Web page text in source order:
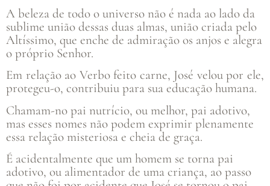
A beleza de todo o universo não é nada ao lado da
sublime união dessas duas almas, união criada pelo
Altíssimo, que enche de admiração os anjos e alegra
o próprio Senhor.
Em relação ao Verbo feito carne, José velou por ele,
protegeu-o, contribuiu para sua educação humana.
Chamam-no pai nutrício, ou melhor, pai adotivo,
mas esses nomes não podem exprimir plenamente
essa relação misteriosa e cheia de graça.
É acidentalmente que um homem se torna pai
adotivo, ou alimentador de uma criança, ao passo